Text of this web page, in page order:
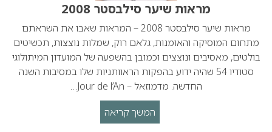
מראות שיער סילבסטר 2008
מראות שיער סילבסטר 2008 – המראות שאבו את השראתם
מתחום המוסיקה והאומנות, גלאם רוק, שמלות נוצצות, תכשיטים
בולטים, מאסיבים ונוצצים וכמובן בהשפעה של המועדון המיתולוגי
סטודיו 54 שהיה ידוע בהפקות הראוותניות שלו במסיבות השנה
החדשה. מדמוזאל – Jour de l’An…
המשך קריאה